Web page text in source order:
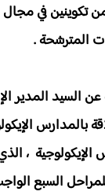
في مجال
المترشحة .
السيد المدير
،
السبع